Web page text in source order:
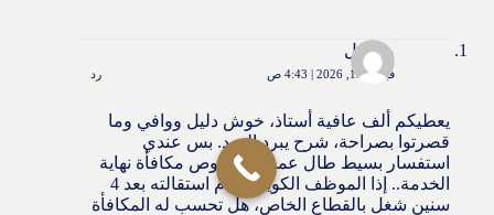
مجهول
فبراير 15, 2026 | 4:43 ص رد
يعطيكم ألف عافية أستاذ، خوش دليل ووافي وما
قصرتوا بصراحة، شرح يبرد الجبد. بس عندي
استفسار بسيط طال عمرك بخصوص مكافأة نهاية
الخدمة.. إذا الموظف الكويتي قدم استقالته بعد 4
سنين شغل بالقطاع الخاص، هل تحسب له المكافأة